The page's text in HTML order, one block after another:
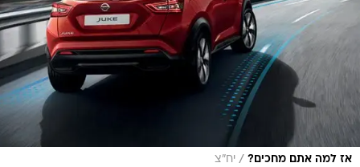
אז למה אתם מחכים? / יח"צ